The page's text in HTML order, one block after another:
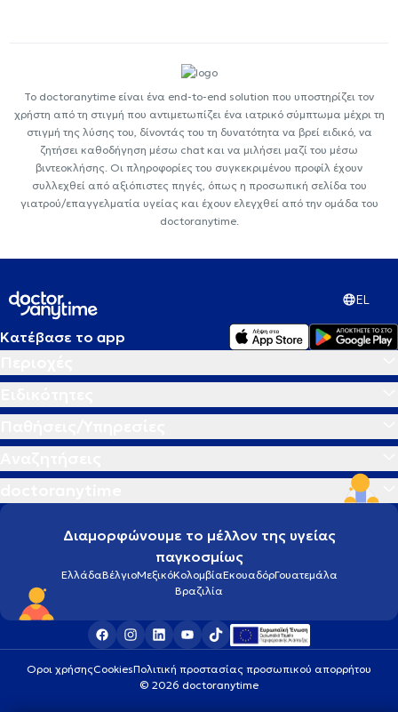
Το doctoranytime είναι ένα end-to-end solution που υποστηρίζει τον
χρήστη από τη στιγμή που αντιμετωπίζει ένα ιατρικό σύμπτωμα μέχρι τη
στιγμή της λύσης του, δίνοντάς του τη δυνατότητα να βρεί ειδικό, να
ζητήσει καθοδήγηση μέσω chat και να μιλήσει μαζί του μέσω
βιντεοκλήσης. Οι πληροφορίες του συγκεκριμένου προφίλ έχουν
συλλεχθεί από αξιόπιστες πηγές, όπως η προσωπική σελίδα του
γιατρού/επαγγελματία υγείας και έχουν ελεγχθεί από την ομάδα του
doctoranytime.
EL
Κατέβασε το app
Διαμορφώνουμε το μέλλον της υγείας
παγκοσμίως
ΕλλάδαΒέλγιοΜεξικόΚολομβίαΕκουαδόρΓουατεμάλα
Βραζιλία
Οροι χρήσηςCookiesΠολιτική προστασίας προσωπικού απορρήτου
© 2026 doctoranytime